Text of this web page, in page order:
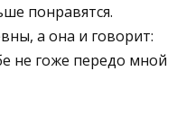
понравятся.
а она и говорит:
не гоже передо мной